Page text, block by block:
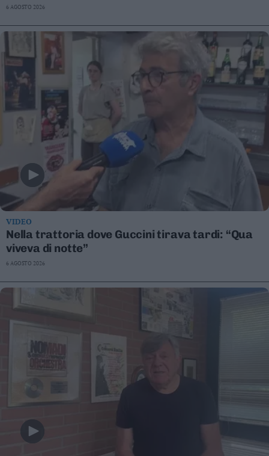
6 AGOSTO 2026
VIDEO
Nella trattoria dove Guccini tirava tardi: “Qua
viveva di notte”
6 AGOSTO 2026